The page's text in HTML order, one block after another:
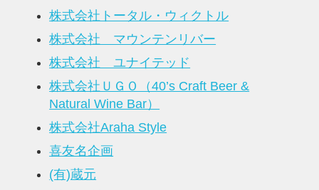
株式会社トータル・ウィクトル
株式会社 マウンテンリバー
株式会社 ユナイテッド
株式会社ＵＧＯ（40’s Craft Beer &
Natural Wine Bar）
株式会社Araha Style
喜友名企画
(有)蔵元